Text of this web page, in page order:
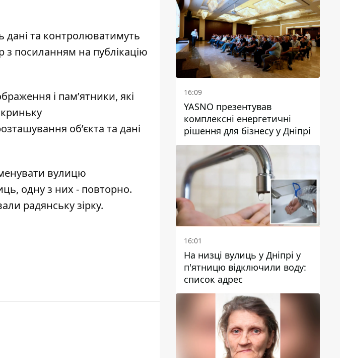
дані та контролюватимуть
з посиланням на публікацію
і пам’ятники, які
об’єкта та дані
вулицю
одну з них - повторно.
радянську зірку.
16:09
YASNO презентував
комплексні енергетичні
рішення для бізнесу у Дніпрі
16:01
На низці вулиць у Дніпрі у
п'ятницю відключили воду:
список адрес